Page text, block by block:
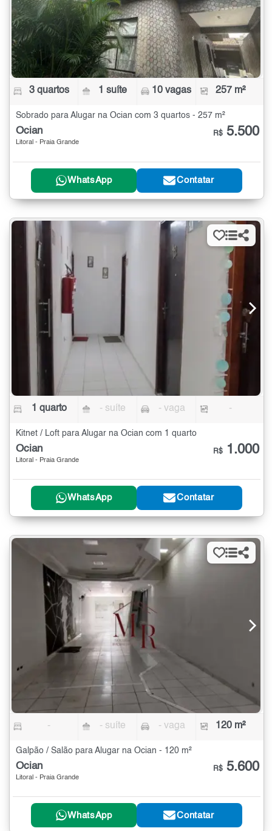
3 quartos 1 suíte 10 vagas 257 m²
Sobrado para Alugar na Ocian com 3 quartos - 257 m²
Ocian
Litoral - Praia Grande
R$ 5.500
WhatsApp Contatar
1 quarto - suíte - vaga -
Kitnet / Loft para Alugar na Ocian com 1 quarto
Ocian
Litoral - Praia Grande
R$ 1.000
WhatsApp Contatar
- - suíte - vaga 120 m²
Galpão / Salão para Alugar na Ocian - 120 m²
Ocian
Litoral - Praia Grande
R$ 5.600
WhatsApp Contatar